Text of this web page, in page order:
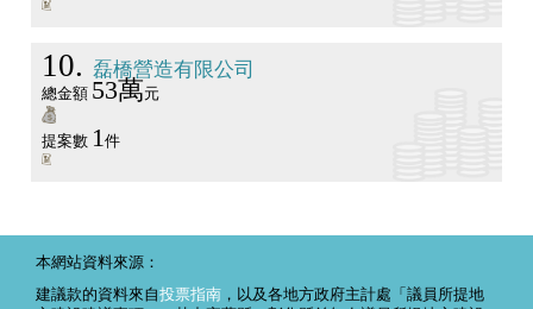
10 磊橋營造有限公司
總金額 53萬元
提案數 1件
本網站資料來源：
建議款的資料來自投票指南 ，以及各地方政府主計處「議員所提地